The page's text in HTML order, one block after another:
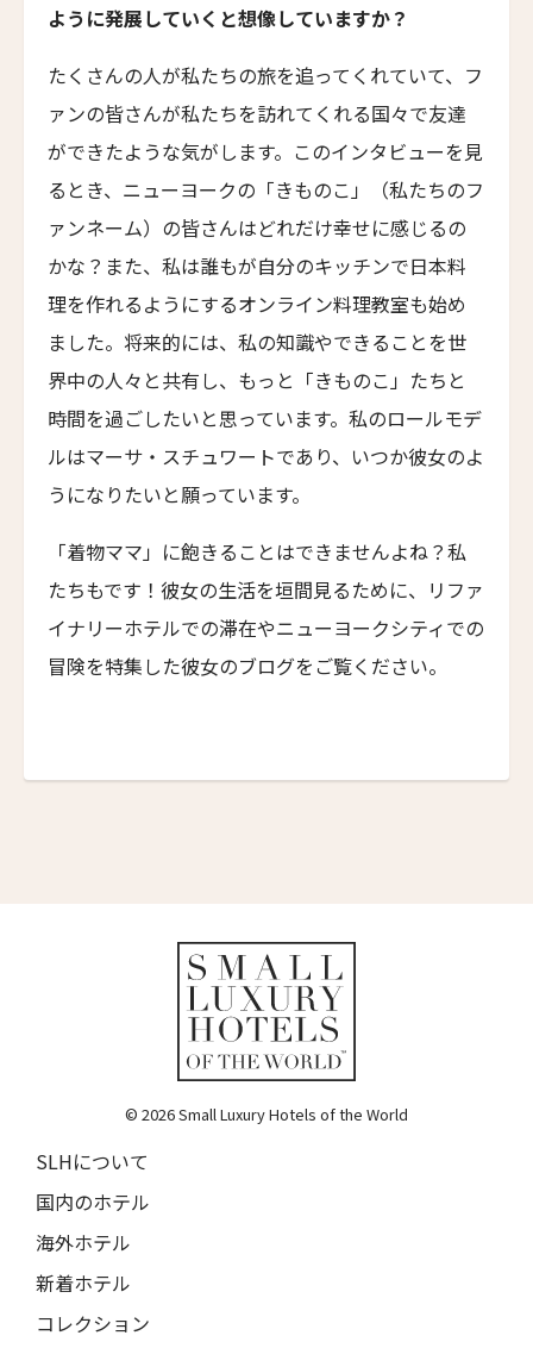
ヴィラ・スパレッティ・トリヴェッリ
Villa Spalletti Trivelli
ロメオ・ローマ
ROMEO Roma
ザ・ゲーテ・ホテル
パーム・スイート
マーロット・ローマ
パラッツォ・ターリア
マルグッタ 19
ホテル・ディンギルテッラ
Hotel d'Inghilterra
ロメオ・ナポリ
ROMEO Napoli
ホテル ヴィロン
ホテル・デ・リッチ
フェンディ・プライベート・スイート
Fendi Private Suites
バブイーノ 181
Babuino 181
バリーマロー・ハウス・ホテル
Ballymaloe House Hotel
サン・カンジアン・ホテル & レジデンシズ
ウルソ・ホテル＆スパ
Urso Hotel & Spa
ように発展していくと想像していますか？
たくさんの人が私たちの旅を追ってくれていて、フ
ァンの皆さんが私たちを訪れてくれる国々で友達
ができたような気がします。このインタビューを見
るとき、ニューヨークの「きものこ」（私たちのフ
ァンネーム）の皆さんはどれだけ幸せに感じるの
かな？また、私は誰もが自分のキッチンで日本料
理を作れるようにするオンライン料理教室も始め
ました。将来的には、私の知識やできることを世
界中の人々と共有し、もっと「きものこ」たちと
時間を過ごしたいと思っています。私のロールモデ
ルはマーサ・スチュワートであり、いつか彼女のよ
うになりたいと願っています。
「着物ママ」に飽きることはできませんよね？私
たちもです！彼女の生活を垣間見るために、リファ
イナリーホテルでの滞在やニューヨークシティでの
冒険を特集した彼女のブログをご覧ください。
© 2026 Small Luxury Hotels of the World
SLHについて
国内のホテル
海外ホテル
新着ホテル
コレクション